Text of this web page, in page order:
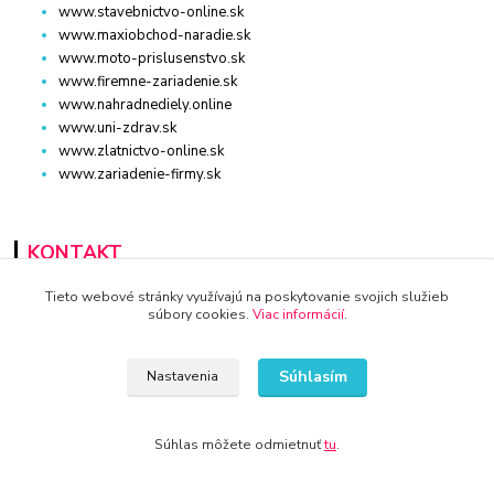
www.stavebnictvo-online.sk
www.maxiobchod-naradie.sk
www.moto-prislusenstvo.sk
www.firemne-zariadenie.sk
www.nahradnediely.online
www.uni-zdrav.sk
www.zlatnictvo-online.sk
www.zariadenie-firmy.sk
KONTAKT
+421 940 949 000
Tieto webové stránky využívajú na poskytovanie svojich služieb
súbory cookies. Viac informácií.
Nastavenia Súhlasím
Súhlas môžete odmietnuťtu.